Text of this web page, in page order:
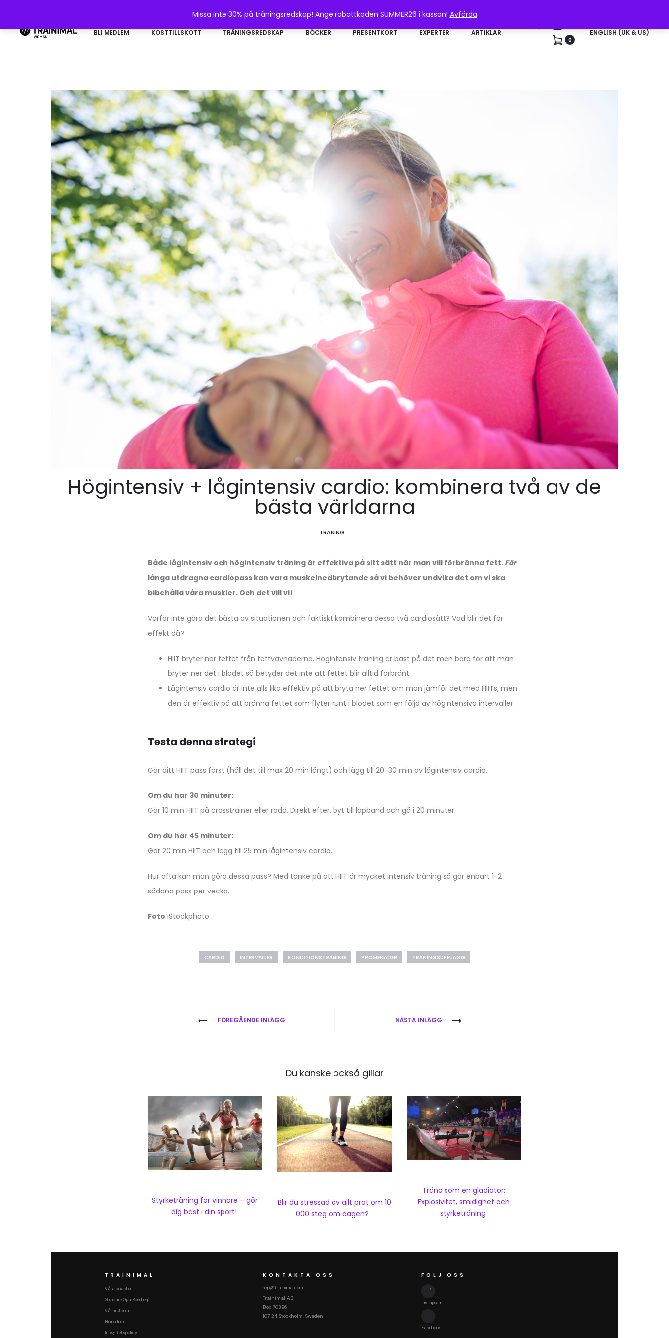
Missa inte 30% på träningsredskap! Ange rabattkoden SUMMER26 i kassan! Avfärda
BLI MEDLEM KOSTTILLSKOTT TRÄNINGSREDSKAP BÖCKER PRESENTKORT EXPERTER ARTIKLAR
0
ENGLISH (UK & US)
Högintensiv + lågintensiv cardio: kombinera två av de
bästa världarna
TRÄNING
Både lågintensiv och högintensiv träning är effektiva på sitt sätt när man vill förbränna fett. För
långa utdragna cardiopass kan vara muskelnedbrytande så vi behöver undvika det om vi ska
bibehålla våra muskler. Och det vill vi!
Varför inte göra det bästa av situationen och faktiskt kombinera dessa två cardiosätt? Vad blir det för
effekt då?
HIIT bryter ner fettet från fettvävnaderna. Högintensiv träning är bäst på det men bara för att man
bryter ner det i blodet så betyder det inte att fettet blir alltid förbränt.
Lågintensiv cardio är inte alls lika effektiv på att bryta ner fettet om man jämför det med HIITs, men
den är effektiv på att bränna fettet som flyter runt i blodet som en följd av högintensiva intervaller.
Testa denna strategi
Gör ditt HIIT pass först (håll det till max 20 min långt) och lägg till 20-30 min av lågintensiv cardio.
Om du har 30 minuter:
Gör 10 min HIIT på crosstrainer eller rodd. Direkt efter, byt till löpband och gå i 20 minuter.
Om du har 45 minuter:
Gör 20 min HIIT och lägg till 25 min lågintensiv cardio.
Hur ofta kan man göra dessa pass? Med tanke på att HIIT är mycket intensiv träning så gör enbart 1-2
sådana pass per vecka.
Foto iStockphoto
CARDIO INTERVALLER KONDITIONSTRÄNING PROMENADER TRÄNINGSUPPLÄGG
Inläggsnavigering
FÖREGÅENDE INLÄGG NÄSTA INLÄGG
Du kanske också gillar
Styrketräning för vinnare – gör
dig bäst i din sport!
Blir du stressad av allt prat om 10
000 steg om dagen?
Träna som en gladiator:
Explosivitet, smidighet och
styrketräning
TRAINIMAL
Våra coacher
Grundare Olga Rönnberg
Vår historia
Bli medlem
Integritetspolicy
KONTAKTA OSS
help@trainimal.com
Trainimal AB
Box 70396
107 24 Stockholm, Sweden
FÖLJ OSS
Instagram
Facebook